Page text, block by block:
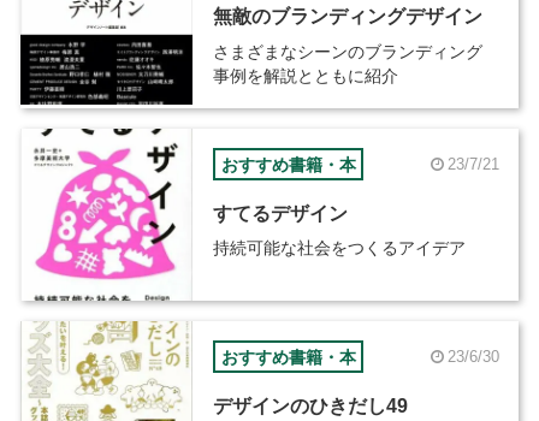
無敵のブランディングデザイン
さまざまなシーンのブランディング
事例を解説とともに紹介
おすすめ書籍・本 23/7/21
すてるデザイン
持続可能な社会をつくるアイデア
おすすめ書籍・本 23/6/30
デザインのひきだし49